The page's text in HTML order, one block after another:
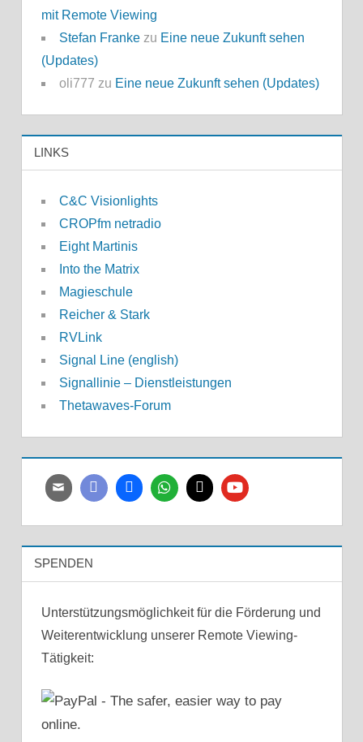
mit Remote Viewing
Stefan Frankezu Eine neue Zukunft sehen
(Updates)
oli777 zu Eine neue Zukunft sehen (Updates)
LINKS
C&C Visionlights
CROPfm netradio
Eight Martinis
Into the Matrix
Magieschule
Reicher & Stark
RVLink
Signal Line (english)
Signallinie – Dienstleistungen
Thetawaves-Forum
SPENDEN
Unterstützungsmöglichkeit für die Förderung und
Weiterentwicklung unserer Remote Viewing-
Tätigkeit: